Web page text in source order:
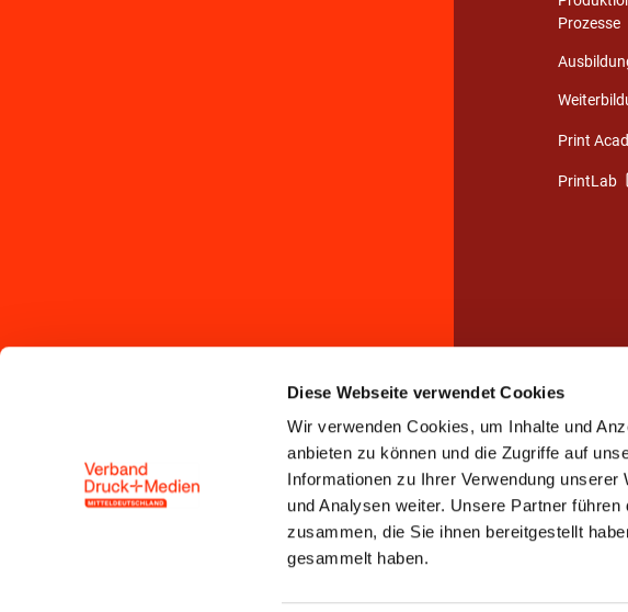
Diese Webseite verwendet Cookies
Wir verwenden Cookies, um Inhalte und
anbieten zu können und die Zugriffe auf
Informationen zu Ihrer Verwendung
und Analysen weiter. Unsere Partner
zusammen, die Sie ihnen bereitgestellt
gesammelt haben.
Prozesse
Print
PrintLab
Jobbörse